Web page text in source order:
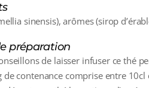
sinensis), arômes (sirop
préparation
de laisser infuser ce thé
de contenance comprise entre